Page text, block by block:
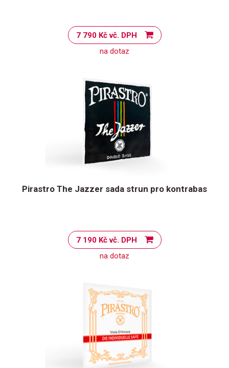
7 790 Kč vč. DPH
na dotaz
Pirastro The Jazzer sada strun pro kontrabas
7 190 Kč vč. DPH
na dotaz